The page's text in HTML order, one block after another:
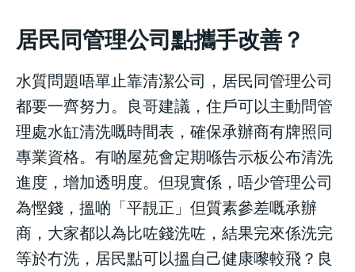
居民同管理公司點攜手改善？
水質問題唔單止靠清潔公司，居民同管理公司
都要一齊努力。良哥建議，住戶可以主動問管
理處水缸清洗嘅時間表，確保承辦商有牌照同
專業資格。有啲屋苑會定期喺告示板公布清洗
進度，增加透明度。但現實係，唔少管理公司
為慳錢，搵啲「平靚正」但質素參差嘅承辦
商，大家都以為比咗錢洗咗，結果完來係洗完
等於冇洗，居民點可以搵自己健康嚟較飛？良